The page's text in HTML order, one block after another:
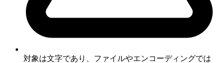
対象は文字であり、ファイルやエンコーディングでは